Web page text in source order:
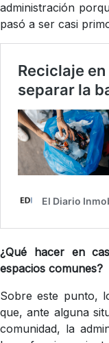
administración
pasó a ser casi
¿Qué hacer en
espacios comunes?
Sobre este punto,
que, ante alguna
comunidad, la